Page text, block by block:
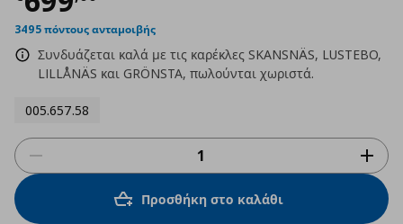
3495 πόντους ανταμοιβής
Συνδυάζεται καλά με τις καρέκλες SKANSNÄS, LUSTEBO,
LILLÅNÄS και GRÖNSTA, πωλούνται χωριστά.
005.657.58
Προσθήκη στο καλάθι